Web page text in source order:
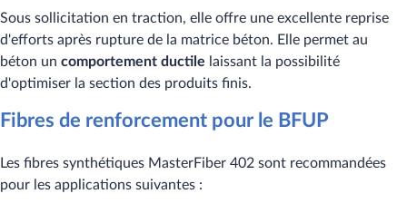
Sous sollicitation en traction, elle offre une excellente reprise
d'efforts après rupture de la matrice béton. Elle permet au
béton un comportement ductile laissant la possibilité
d'optimiser la section des produits finis.
Fibres de renforcement pour le BFUP
Les fibres synthétiques MasterFiber 402 sont recommandées
pour les applications suivantes :